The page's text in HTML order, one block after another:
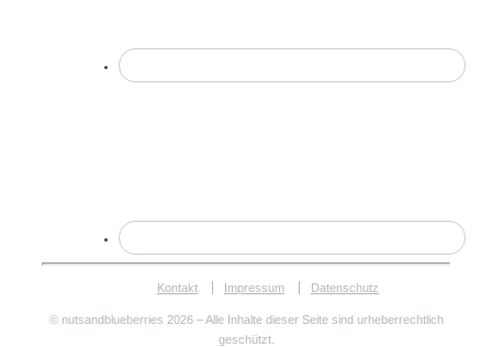
Kontakt Impressum Datenschutz
© nutsandblueberries 2026 – Alle Inhalte dieser Seite sind urheberrechtlich
geschützt.